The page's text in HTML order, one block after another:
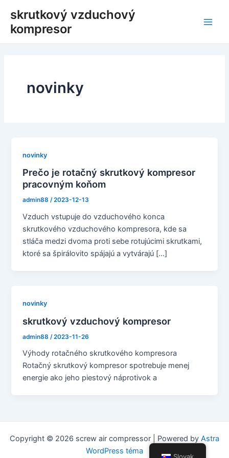
obsah
skrutkový vzduchový
kompresor
novinky
novinky
Prečo je rotačný skrutkový kompresor
pracovným koňom
admin88/2023-12-13
Vzduch vstupuje do vzduchového konca
skrutkového vzduchového kompresora, kde sa
stláča medzi dvoma proti sebe rotujúcimi skrutkami,
ktoré sa špirálovito spájajú a vytvárajú [...]
novinky
skrutkový vzduchový kompresor
admin88 /2023-11-26
Výhody rotačného skrutkového kompresora
Rotačný skrutkový kompresor spotrebuje menej
energie ako jeho piestový náprotivok a
Copyright © 2026 screw air compressor | Powered by Astra
WordPress téma